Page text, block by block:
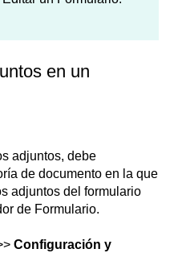
en un
adjuntos, debe
de documento en la que
adjuntos del formulario
de Formulario.
Configuración y